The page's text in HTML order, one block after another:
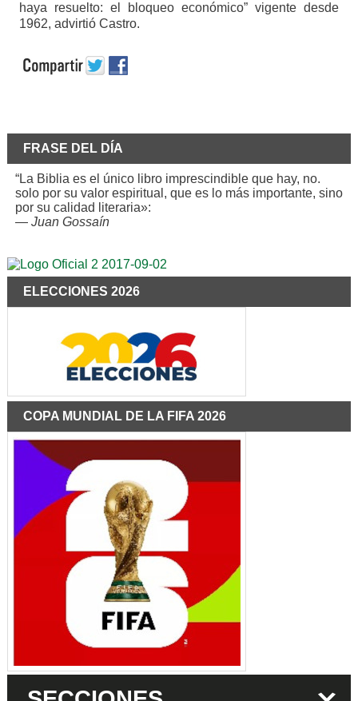
haya resuelto: el bloqueo económico” vigente desde
1962, advirtió Castro.
FRASE DEL DÍA
“La Biblia es el único libro imprescindible que hay, no.
solo por su valor espiritual, que es lo más importante, sino
por su calidad literaria»:
— Juan Gossaín
ELECCIONES 2026
COPA MUNDIAL DE LA FIFA 2026